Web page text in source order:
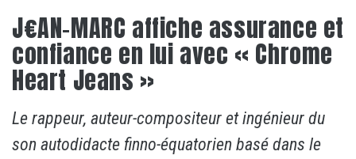
J€AN-MARC affiche assurance et
confiance en lui avec « Chrome
Heart Jeans »
Le rappeur, auteur-compositeur et ingénieur du
son autodidacte finno-équatorien basé dans le